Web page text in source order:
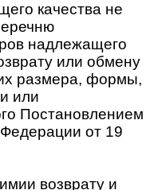
качества не
надлежащего
или обмену
размера, формы,
или
Постановлением
от 19
возврату и